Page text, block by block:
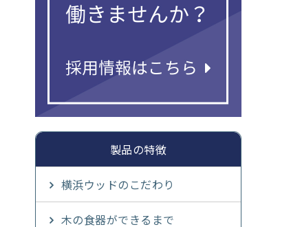
製品の特徴
横浜ウッドのこだわり
木の食器ができるまで